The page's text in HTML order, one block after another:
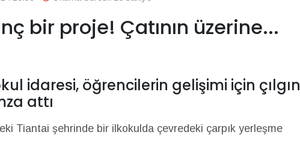
bir proje! Çatının üzerine...
idaresi, öğrencilerin gelişimi için çılgın
attı
Tiantai şehrinde bir ilkokulda çevredeki çarpık yerleşme